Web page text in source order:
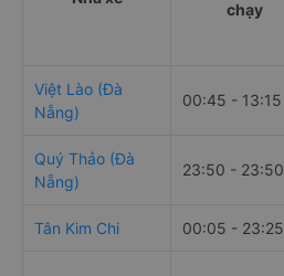
chạy
Việt Lào (Đà
Nẵng)
00:45 - 13:15
Quý Thảo (Đà
Nẵng)
23:50 - 23:50
Tân Kim Chi 00:05 - 23:25